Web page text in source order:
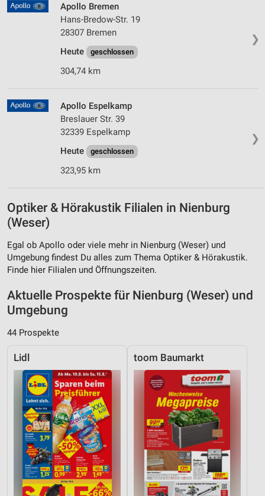
❯
Apollo Bremen
Hans-Bredow-Str. 19
28307 Bremen
Heute
geschlossen
304,74 km
❯
Apollo Espelkamp
Breslauer Str. 39
32339 Espelkamp
Heute
geschlossen
323,95 km
Optiker & Hörakustik Filialen in Nienburg
(Weser)
Egal ob Apollo oder viele mehr in Nienburg (Weser) und
Umgebung findest Du alles zum Thema Optiker & Hörakustik.
Finde hier Filialen und Öffnungszeiten.
Aktuelle Prospekte für Nienburg (Weser) und
Umgebung
44 Prospekte
Lidl toom Baumarkt